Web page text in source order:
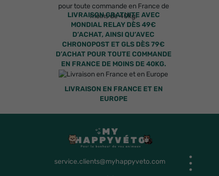
LIVRAISON GRATUITE AVEC
MONDIAL RELAY DÈS 49€
D’ACHAT, AINSI QU’AVEC
CHRONOPOST ET GLS DÈS 79€
D’ACHAT POUR TOUTE COMMANDE
EN FRANCE DE MOINS DE 40KG.
LIVRAISON EN FRANCE ET EN
EUROPE
service.clients@myhappyveto.com